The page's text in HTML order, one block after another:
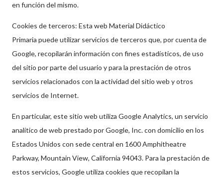
en función del mismo.
Cookies de terceros: Esta web Material Didáctico
Primaria puede utilizar servicios de terceros que, por cuenta de
Google, recopilarán información con fines estadísticos, de uso
del sitio por parte del usuario y para la prestación de otros
servicios relacionados con la actividad del sitio web y otros
servicios de Internet.
En particular, este sitio web utiliza Google Analytics, un servicio
analítico de web prestado por Google, Inc. con domicilio en los
Estados Unidos con sede central en 1600 Amphitheatre
Parkway, Mountain View, California 94043. Para la prestación de
estos servicios, Google utiliza cookies que recopilan la